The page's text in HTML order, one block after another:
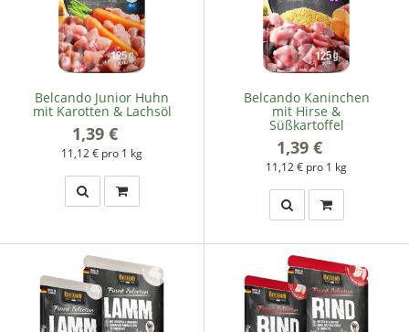
Belcando Junior Huhn
mit Karotten & Lachsöl
1,39 €
11,12 € pro 1 kg
Belcando Kaninchen
mit Hirse &
Süßkartoffel
1,39 €
11,12 € pro 1 kg